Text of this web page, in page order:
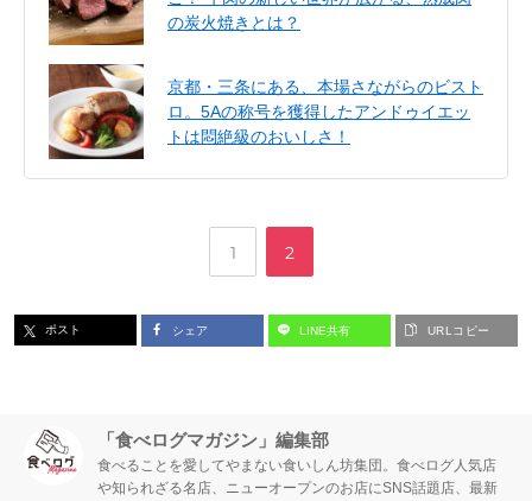
の炭火焼きとは？
京都・三条にある、本場さながらのビスト
ロ。5Aの称号を獲得したアンドゥイエッ
トは悶絶級のおいしさ！
ペ
ジ
1
,
ペ
ジ
2
ポスト シェア LINE共有 URLコピー
「食べログマガジン」編集部
食べることを愛してやまない食いしん坊集団。食べログ人気店
や知られざる名店、ニューオープンのお店にSNS話題店、最新